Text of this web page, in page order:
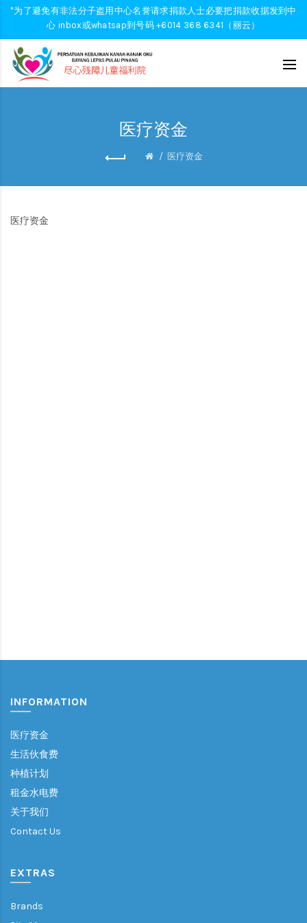
*为了避免有非法分子盗用中心名誉请求捐款人士必要把捐款收据发到中
心 inbox或whatsap到号码 +6014 368 6341（丽云）
医疗资金
医疗资金
医疗资金
INFORMATION
医疗资金
生活伙食费
种植计划
租金水电费
关于我们
Contact Us
EXTRAS
Brands